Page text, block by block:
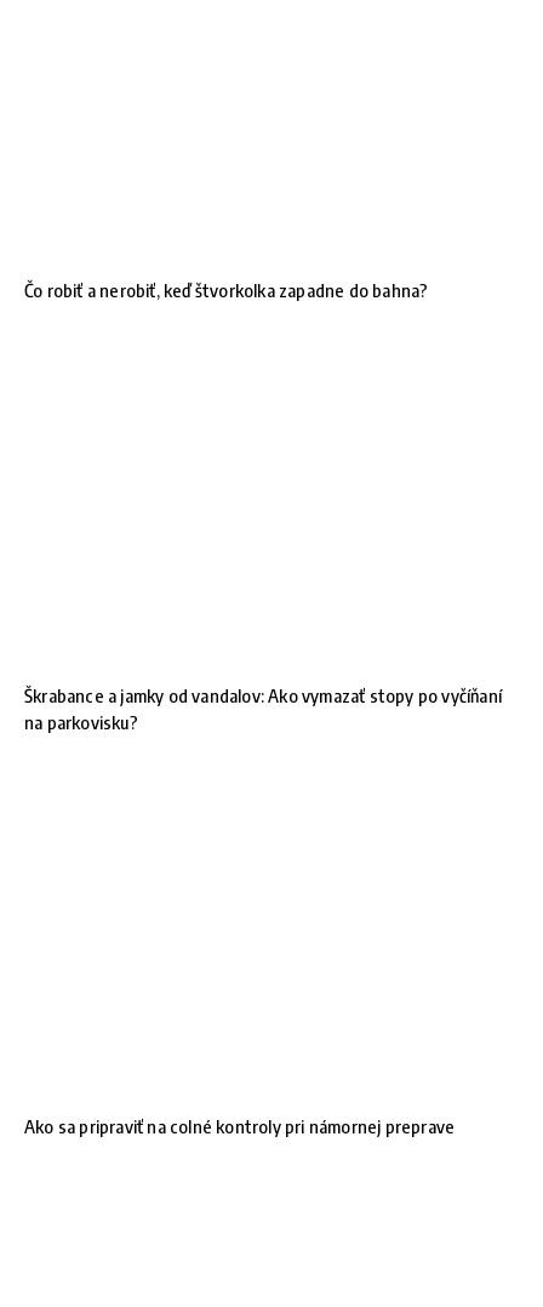
Čo robiť a nerobiť, keď štvorkolka zapadne do bahna?
Škrabance a jamky od vandalov: Ako vymazať stopy po vyčíňaní
na parkovisku?
Ako sa pripraviť na colné kontroly pri námornej preprave